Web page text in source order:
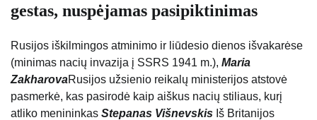
gestas, nuspėjamas pasipiktinimas
Rusijos iškilmingos atminimo ir liūdesio dienos išvakarėse
(minimas nacių invazija į SSRS 1941 m.), Maria
ZakharovaRusijos užsienio reikalų ministerijos atstovė
pasmerkė, kas pasirodė kaip aiškus nacių stiliaus, kurį
atliko menininkas Stepanas Višnevskis Iš Britanijos